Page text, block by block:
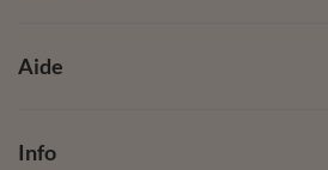
Aide
Info